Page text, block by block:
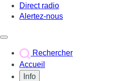
Direct radio
Alertez-nous
Rechercher
Accueil
Info